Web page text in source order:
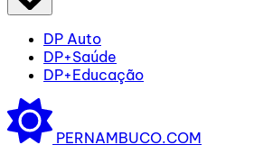
DP Auto
DP+Saúde
DP+Educação
PERNAMBUCO.COM